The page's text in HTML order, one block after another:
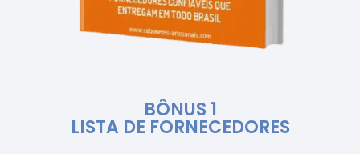
BÔNUS 1
LISTA DE FORNECEDORES